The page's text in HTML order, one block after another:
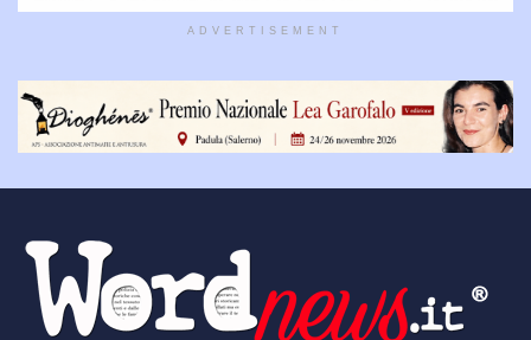
ADVERTISEMENT